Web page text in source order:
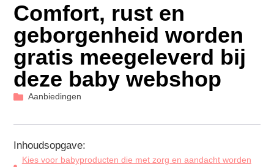
Comfort, rust en
geborgenheid worden
gratis meegeleverd bij
deze baby webshop
Aanbiedingen
Inhoudsopgave:
Kies voor babyproducten die met zorg en aandacht worden